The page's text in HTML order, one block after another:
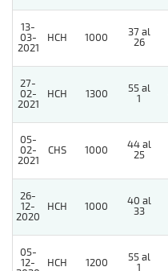
13-
03-
2021
HCH 1000
37 al
26
27-
02-
2021
HCH 1300
55 al
1
05-
02-
2021
CHS 1000
44 al
25
26-
12-
2020
HCH 1000
40 al
33
05-
12-
HCH 1200
55 al
1